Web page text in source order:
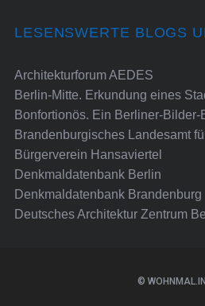
LESENSWERTE BLOGS
Architekturforum AEDES
Berlin-Mitte. Erkundung eines
Bonfortionös. Ein Berliner-Bilder-
Brandenburgisches Landesamt
Bürgerverein Hansaviertel
Denkmaldatenbank Berlin
Denkmaldatenbank Brandenburg
Deutsches Architektur Zentrum
©